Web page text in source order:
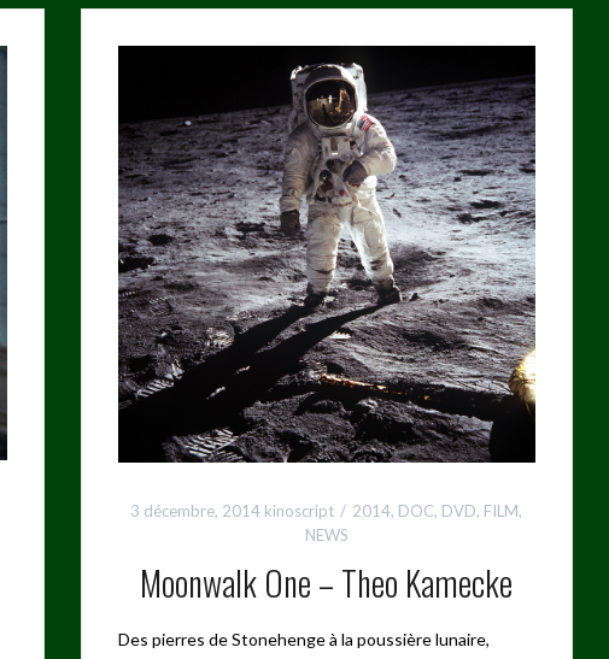
3 décembre, 2014 kinoscript 2014, DOC, DVD, FILM,
NEWS
Moonwalk One – Theo Kamecke
Des pierres de Stonehenge à la poussière lunaire,